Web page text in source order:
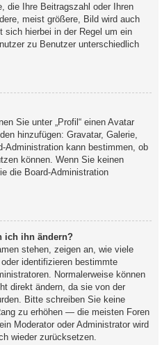
die Ihre Beitragszahl oder Ihren
meist größere, Bild wird auch
sich hierbei in der Regel um ein
zu Benutzer unterschiedlich
Sie unter „Profil“ einen Avatar
hinzufügen: Gravatar, Galerie,
Administration kann bestimmen, ob
können. Wenn Sie keinen
die Board-Administration
ich ihn ändern?
stehen, zeigen an, wie viele
identifizieren bestimmte
Normalerweise können
direkt ändern, da sie von der
Bitte schreiben Sie keine
zu erhöhen — die meisten Foren
Moderator oder Administrator wird
wieder zurücksetzen.